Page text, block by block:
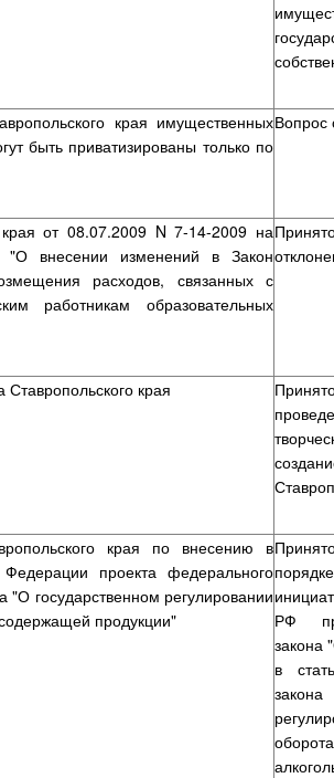
края имущественных
быть приватизированы только по
Вопрос
края от 08.07.2009 N 7-14-2009 на
внесении изменений в Закон
расходов, связанных с
работникам образовательных
Ставропольского края
края по внесению в
проекта федерального
государственном регулировании
продукции"
РФ
закона
в